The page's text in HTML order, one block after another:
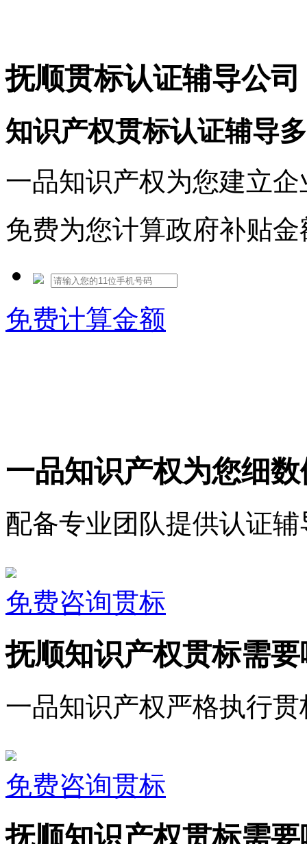
抚顺贯标认证辅导公司
知识产权贯标认证辅导
一品知识产权为您建立
免费为您计算政府补贴
免费计算金额
一品知识产权为您细
配备专业团队提供认证辅
免费咨询贯标
抚顺知识产权贯标需
一品知识产权严格执行
免费咨询贯标
抚顺知识产权贯标需